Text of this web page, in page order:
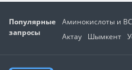
Популярные
запросы
Аминокислоты и
Актау
Шымкент